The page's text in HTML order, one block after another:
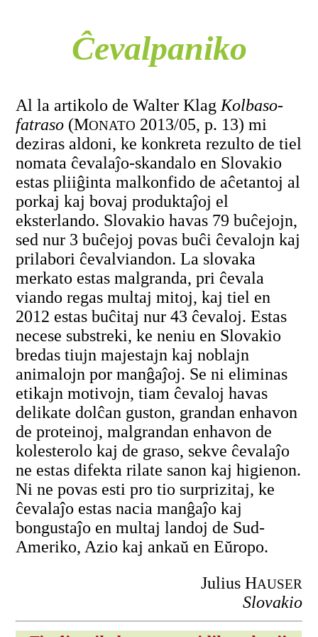
Ĉevalpaniko
Al la artikolo de Walter KlagKolbaso-
fatraso (MONATO 2013/05, p. 13) mi
deziras aldoni, ke konkreta rezulto de tiel
nomata ĉevalaĵo-skandalo en Slovakio
estas pliiĝinta malkonfido de aĉetantoj al
porkaj kaj bovaj produktaĵoj el
eksterlando. Slovakio havas 79 buĉejojn,
sed nur 3 buĉejoj povas buĉi ĉevalojn kaj
prilabori ĉevalviandon. La slovaka
merkato estas malgranda, pri ĉevala
viando regas multaj mitoj, kaj tiel en
2012 estas buĉitaj nur 43 ĉevaloj. Estas
necese substreki, ke neniu en Slovakio
bredas tiujn majestajn kaj noblajn
animalojn por manĝaĵoj. Se ni eliminas
etikajn motivojn, tiam ĉevaloj havas
delikate dolĉan guston, grandan enhavon
de proteinoj, malgrandan enhavon de
kolesterolo kaj de graso, sekve ĉevalaĵo
ne estas difekta rilate sanon kaj higienon.
Ni ne povas esti pro tio surprizitaj, ke
ĉevalaĵo estas nacia manĝaĵo kaj
bongustaĵo en multaj landoj de Sud-
Ameriko, Azio kaj ankaŭ en Eŭropo.
Julius HAUSER
Slovakio